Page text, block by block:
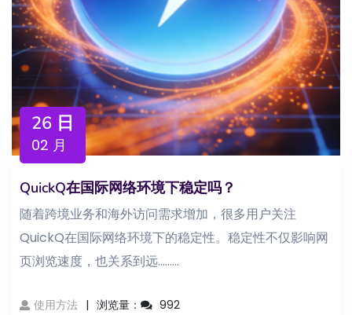
26 日
02 月
QuickQ在国际网络环境下稳定吗？
随着跨境业务和海外访问需求增加，很多用户关注
QuickQ在国际网络环境下的稳定性。稳定性不仅影响网
页浏览速度，也关系到远...……
使用方法 浏览量： 992